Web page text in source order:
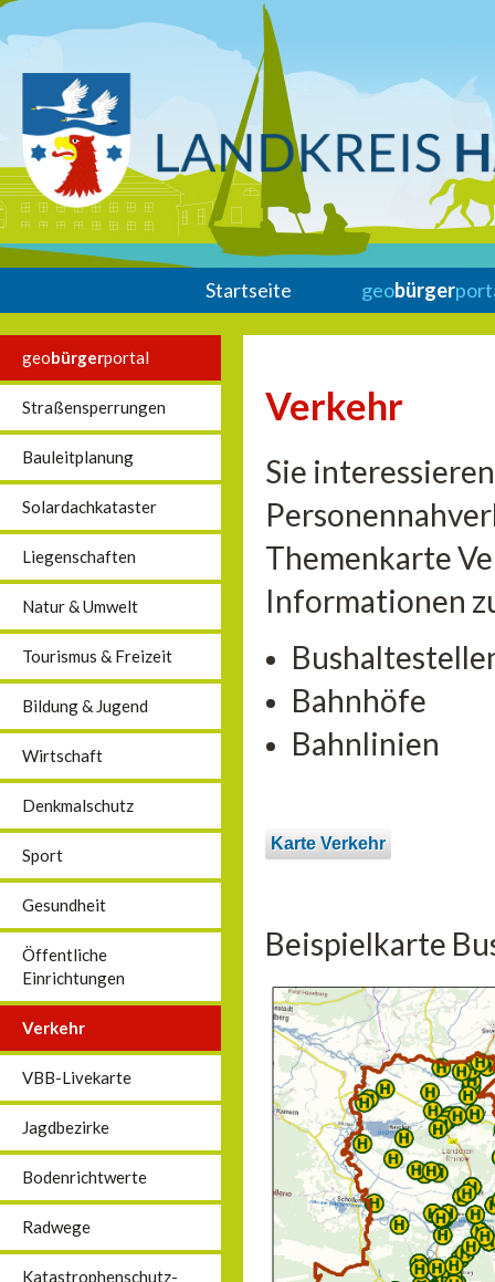
Startseite geobürger
geobürgerportal
Straßensperrungen
Bauleitplanung
Solardachkataster
Liegenschaften
Natur & Umwelt
Tourismus & Freizeit
Bildung & Jugend
Wirtschaft
Denkmalschutz
Sport
Gesundheit
Öffentliche
Einrichtungen
Verkehr
VBB-Livekarte
Jagdbezirke
Bodenrichtwerte
Radwege
Katastrophenschutz-
Verkehr
Sie
Themenkarte
Informationen
Bahnhöfe
Bahnlinien
Karte Verkehr
Beispielkarte